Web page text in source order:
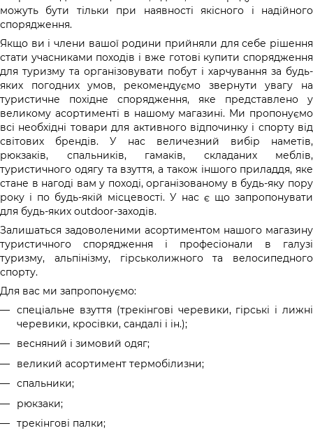
можуть бути тільки при наявності якісного і надійного
спорядження.
Якщо ви і члени вашої родини прийняли для себе рішення
стати учасниками походів і вже готові купити спорядження
для туризму та організовувати побут і харчування за будь-
яких погодних умов, рекомендуємо звернути увагу на
туристичне похідне спорядження, яке представлено у
великому асортименті в нашому магазині. Ми пропонуємо
всі необхідні товари для активного відпочинку і спорту від
світових брендів. У нас величезний вибір наметів,
рюкзаків, спальників, гамаків, складаних меблів,
туристичного одягу та взуття, а також іншого приладдя, яке
стане в нагоді вам у поході, організованому в будь-яку пору
року і по будь-якій місцевості. У нас є що запропонувати
для будь-яких outdoor-заходів.
Залишаться задоволеними асортиментом нашого магазину
туристичного спорядження і професіонали в галузі
туризму, альпінізму, гірськолижного та велосипедного
спорту.
Для вас ми запропонуємо:
спеціальне взуття (трекінгові черевики, гірські і лижні
черевики, кросівки, сандалі і ін.);
весняний і зимовий одяг;
великий асортимент термобілизни;
спальники;
рюкзаки;
трекінгові палки;